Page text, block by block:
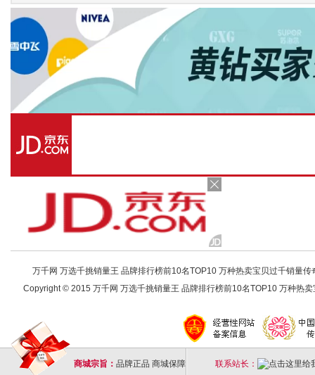
万千网 万选千挑销量王 品牌排行榜前10名TOP10 万种热卖宝贝过千销量
Copyright © 2015 万千网 万选千挑销量王 品牌排行榜前10名TOP10 万种热
商城宗旨： 品牌正品 商城保障 联系站长：